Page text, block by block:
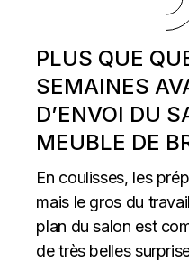
PLUS QUE
SEMAINES
D’ENVOI DU
MEUBLE DE
En coulisses, les
mais le gros du
plan du salon est
de très belles